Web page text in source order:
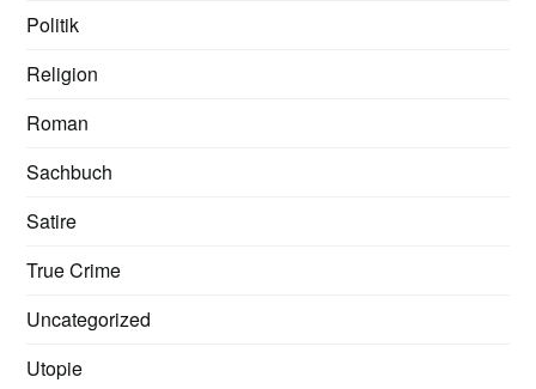
Politik
Religion
Roman
Sachbuch
Satire
True Crime
Uncategorized
Utopie